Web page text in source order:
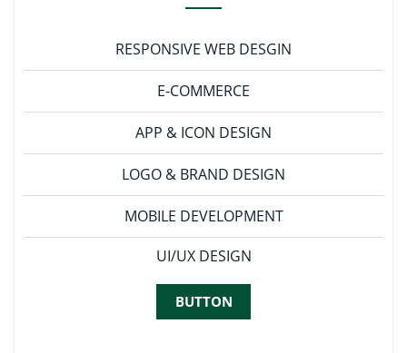
RESPONSIVE WEB DESGIN
E-COMMERCE
APP & ICON DESIGN
LOGO & BRAND DESIGN
MOBILE DEVELOPMENT
UI/UX DESIGN
BUTTON